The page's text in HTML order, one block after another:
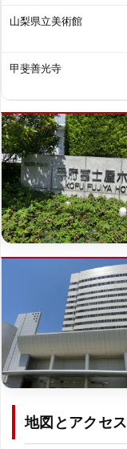
山梨県立美術館
甲斐善光寺
地図とアクセス